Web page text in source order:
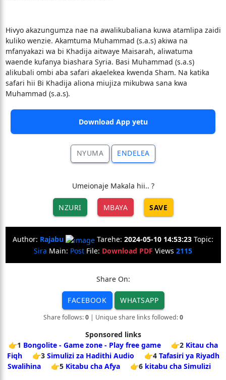
Hivyo akazungumza nae na awalikubaliana kuwa atamlipa zaidi
kuliko wenzie. Akamtuma Muhammad (s.a.s) akiwa na
mfanyakazi wa bi Khadija aitwaye Maisarah, aliwatuma
waende kufanya biashara Syria. Basi Muhammad (s.a.s)
alikubali ombi aba safari akaelekea kwenda Sham. Na katika
safari hii Bi Khadija aliona miujiza mikubwa sana kwa
Muhammad (s.a.s).
Download App yetu
NYUMA ENDELEA
Umeionaje Makala hii.. ?
NZURI MBAYA SAVE
Author: Rajabu Tarehe: 2024-05-10 14:53:23 Topic:
Sira Main: Post File: Download PDF Views 2115
Share On:
FACEBOOK WHATSAPP
Share follows:0| Unique share links followed:0
Sponsored links
👉1 Bongolite - Game zone - Play free game 👉2 Kitau cha
Fiqh
👉3 Simulizi za Hadithi Audio 👉4 Tafasiri ya Riyadh
Swalihina
👉5 Kitabu cha Afya 👉6 kitabu cha Simulizi